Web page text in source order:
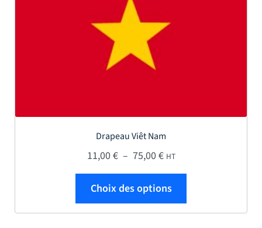
Drapeau Viêt Nam
11,00€ – 75,00€Plage de prix : 11,00 €
HT
Choix des options